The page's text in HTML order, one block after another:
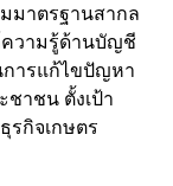
มาตรฐานสากล
วามรู้ด้านบัญชี
การแก้ไขปัญหา
าชน ตั้งเป้า
รกิจเกษตร